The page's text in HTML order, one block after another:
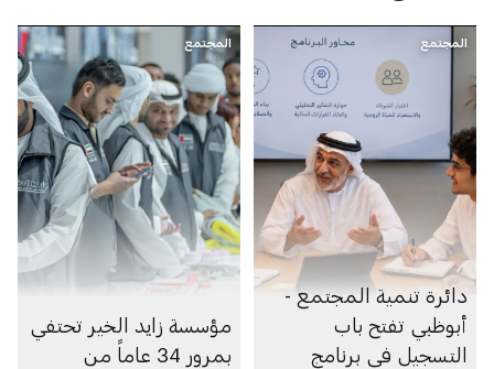
المجتمع
دائرة تنمية المجتمع -
أبوظبي تفتح باب
التسجيل في برنامج
المجتمع
مؤسسة زايد الخير تحتفي
بمرور 34 عاماً من